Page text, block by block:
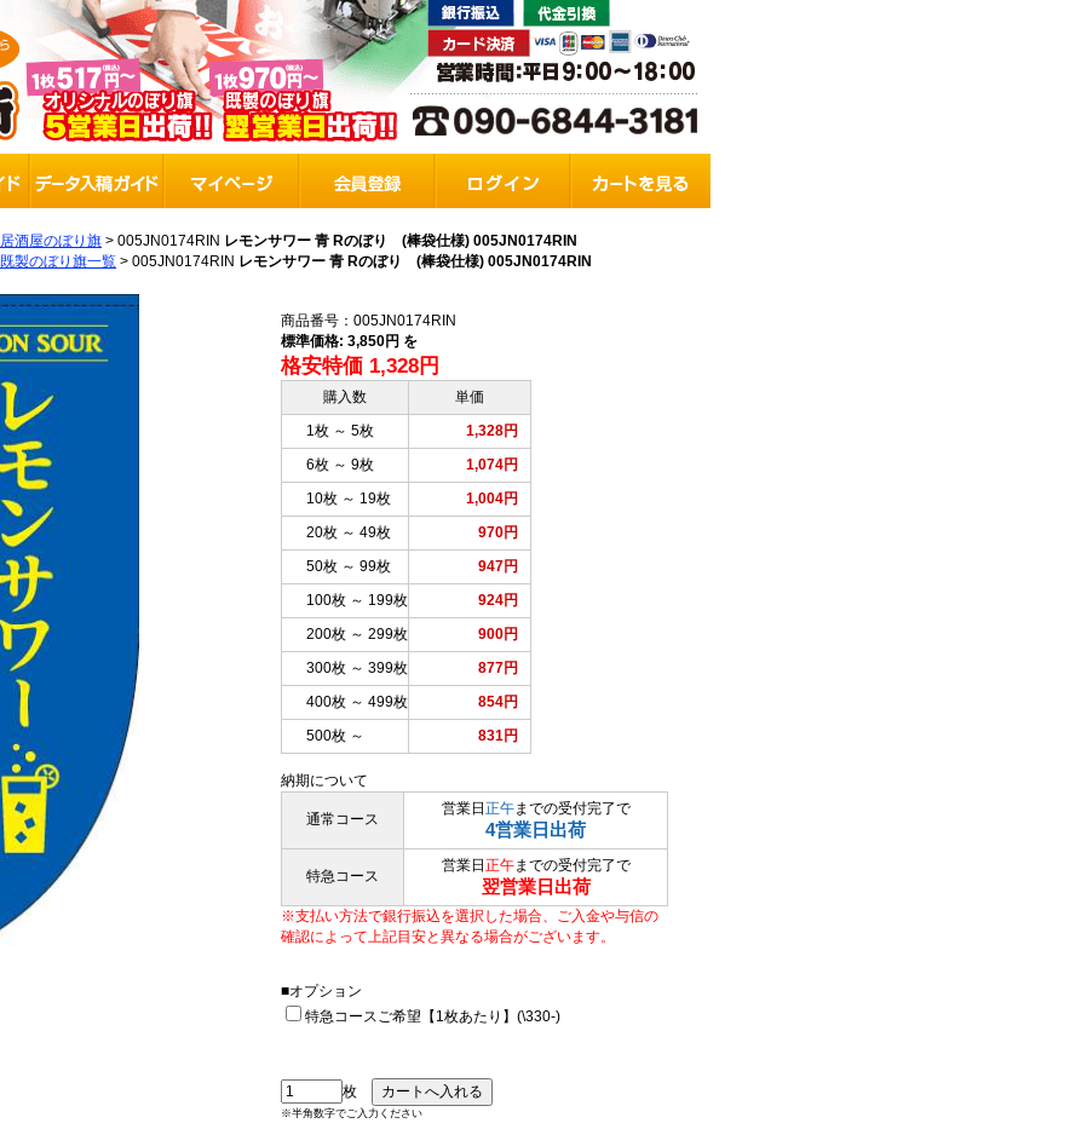
居酒屋のぼり旗 > 005JN0174RIN レモンサワー 青 Rのぼり (棒袋仕様) 005JN0174RIN
既製のぼり旗一覧 > 005JN0174RIN レモンサワー 青 Rのぼり (棒袋仕様) 005JN0174RIN
商品番号：005JN0174RIN
標準価格: 3,850円 を
格安特価 1,328円
購入数
単価
1枚 ～ 5枚
1,328円
6枚 ～ 9枚
1,074円
10枚 ～ 19枚
1,004円
20枚 ～ 49枚
970円
50枚 ～ 99枚
947円
100枚 ～ 199枚
924円
200枚 ～ 299枚
900円
300枚 ～ 399枚
877円
400枚 ～ 499枚
854円
500枚 ～
831円
納期について
通常コース
営業日 正午までの受付完了で
4営業日出荷
特急コース
営業日 正午までの受付完了で
翌営業日出荷
※支払い方法で銀行振込を選択した場合、ご入金や与信の
確認によって上記目安と異なる場合がございます。
■オプション
特急コースご希望【1枚あたり】(\330-)
枚
※半角数字でご入力ください